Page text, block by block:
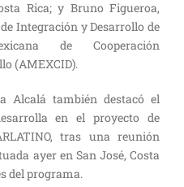
Rica; y Bruno Figueroa,
Integración y Desarrollo de
de Cooperación
(AMEXCID).
Alcalá también destacó el
en el proyecto de
tras una reunión
ayer en San José, Costa
del programa.